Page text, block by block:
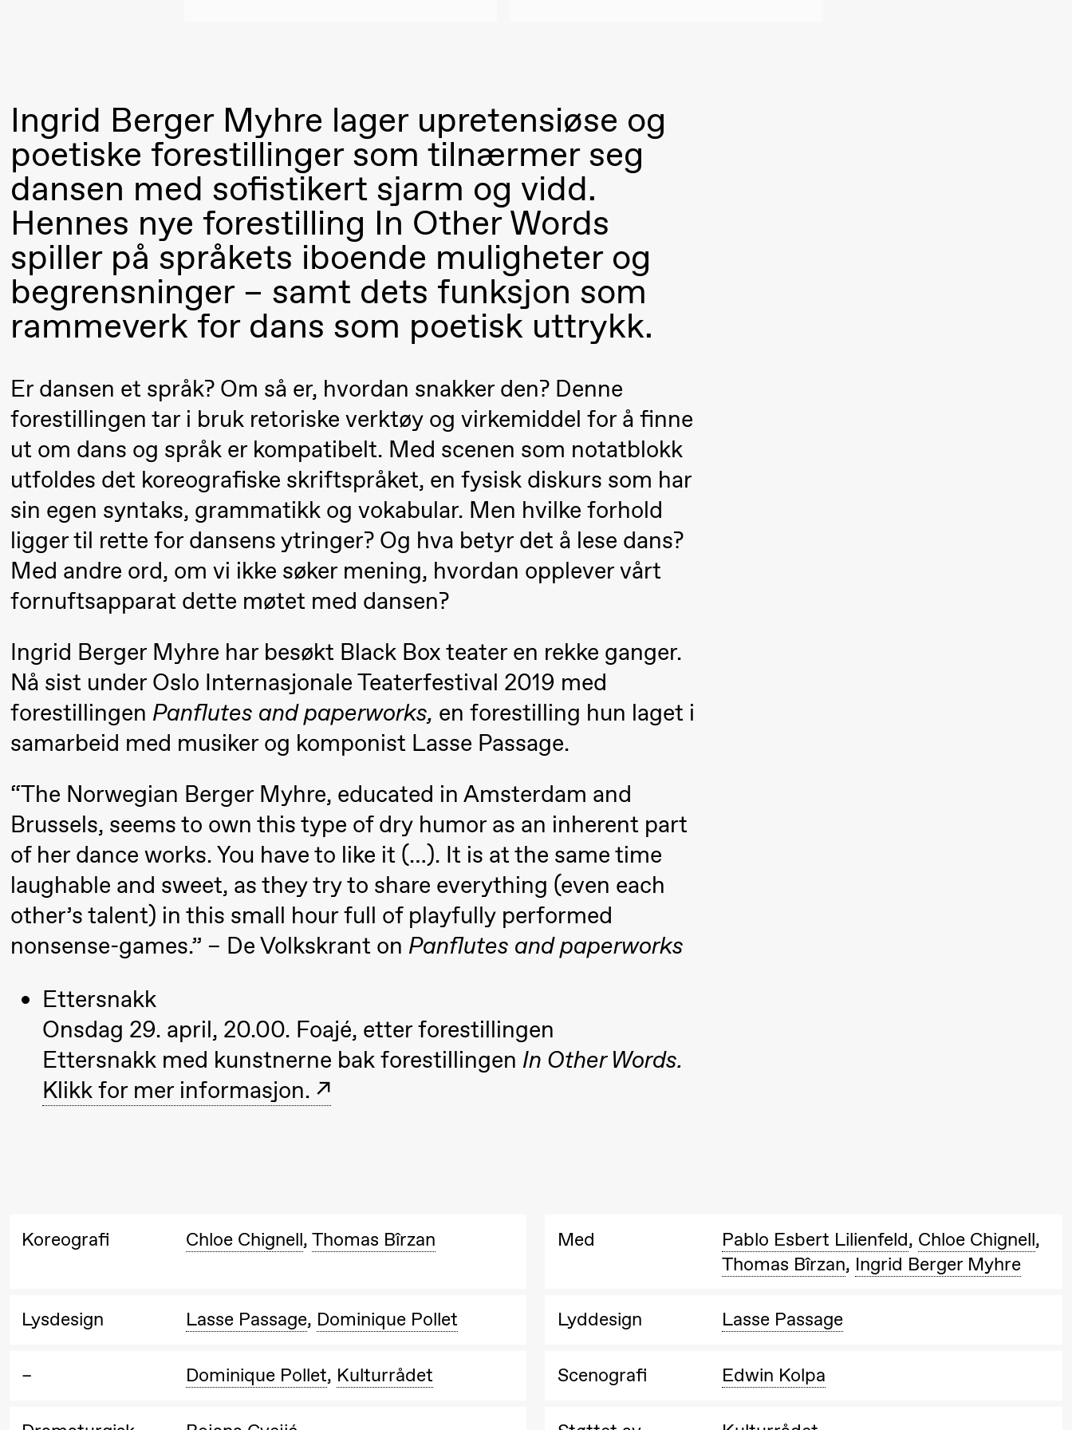
21.00 Boglárka
Börcsök &
Andreas
Bolm
SUBJOYRIDE
Store scene (Black Box teater)
Lørdag 12. september
15.00 Yuri
Oslo
Sinfonietta /​
Ivar Furre
Aam
crypt_ –
Animeopera
av Yuri
Umemoto
Store scene (Black Box teater)
19.00 Yuri
Oslo
Sinfonietta /​
Ivar Furre
Aam
Animeopera
av Yuri
Umemoto
Store scene (Black Box teater)
Fredag 18. september
20.00 Pinquins
& Kjersti
Alm
Eriksen
Hi sida
Store scene (Black Box teater)
Lørdag 19. september
Hi sida
Saturation
Ingrid Berger Myhre lager upretensiøse og
poetiske forestillinger som tilnærmer seg
dansen med sofistikert sjarm og vidd.
Hennes nye forestilling In Other Words
spiller på språkets iboende muligheter og
begrensninger – samt dets funksjon som
rammeverk for dans som poetisk uttrykk.
Er dansen et språk? Om så er, hvordan snakker den? Denne
forestillingen tar i bruk retoriske verktøy og virkemiddel for å finne
ut om dans og språk er kompatibelt. Med scenen som notatblokk
utfoldes det koreografiske skriftspråket, en fysisk diskurs som har
sin egen syntaks, grammatikk og vokabular. Men hvilke forhold
ligger til rette for dansens ytringer? Og hva betyr det å lese dans?
Med andre ord, om vi ikke søker mening, hvordan opplever vårt
fornuftsapparat dette møtet med dansen?
Ingrid Berger Myhre har besøkt Black Box teater en rekke ganger.
Nå sist under Oslo Internasjonale Teaterfestival 2019 med
forestillingen Panflutes and paperworks, en forestilling hun laget i
samarbeid med musiker og komponist Lasse Passage.
“The Norwegian Berger Myhre, educated in Amsterdam and
Brussels, seems to own this type of dry humor as an inherent part
of her dance works. You have to like it (…). It is at the same time
laughable and sweet, as they try to share everything (even each
other’s talent) in this small hour full of playfully performed
nonsense-games.” – De Volkskrant on Panflutes and paperworks
Ettersnakk
Onsdag 29. april, 20.00. Foajé, etter forestillingen
Ettersnakk med kunstnerne bak forestillingen In Other Words.
Klikk for mer informasjon.
Koreografi Chloe Chignell, Thomas Bîrzan Med Pablo Esbert Lilienfeld, Chloe Chignell,
Thomas Bîrzan, Ingrid Berger Myhre
Lysdesign Lasse Passage, Dominique Pollet Lyddesign Lasse Passage
– Dominique Pollet, Kulturrådet Scenografi Edwin Kolpa